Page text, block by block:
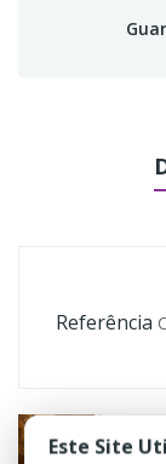
Referência
Este Site